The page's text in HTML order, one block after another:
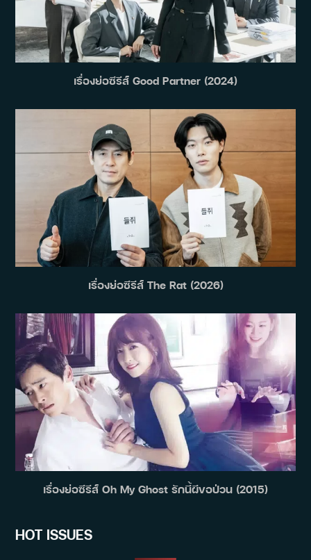
เรื่องย่อซีรีส์ Good Partner (2024)
เรื่องย่อซีรีส์ The Rat (2026)
เรื่องย่อซีรีส์ Oh My Ghost รักนี้ผีขอป่วน (2015)
HOT ISSUES